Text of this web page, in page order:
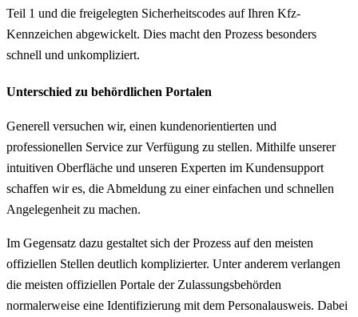
Teil 1 und die freigelegten Sicherheitscodes auf Ihren Kfz-
Kennzeichen abgewickelt. Dies macht den Prozess besonders
schnell und unkompliziert.
Unterschied zu behördlichen Portalen
Generell versuchen wir, einen kundenorientierten und
professionellen Service zur Verfügung zu stellen. Mithilfe unserer
intuitiven Oberfläche und unseren Experten im Kundensupport
schaffen wir es, die Abmeldung zu einer einfachen und schnellen
Angelegenheit zu machen.
Im Gegensatz dazu gestaltet sich der Prozess auf den meisten
offiziellen Stellen deutlich komplizierter. Unter anderem verlangen
die meisten offiziellen Portale der Zulassungsbehörden
normalerweise eine Identifizierung mit dem Personalausweis. Dabei